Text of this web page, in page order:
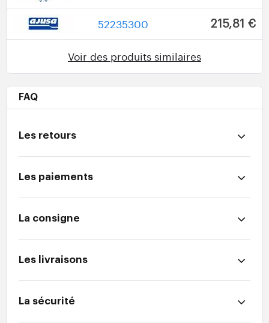
52235300 215,81 €
Voir des produits similaires
FAQ
Les retours
Les paiements
La consigne
Les livraisons
La sécurité